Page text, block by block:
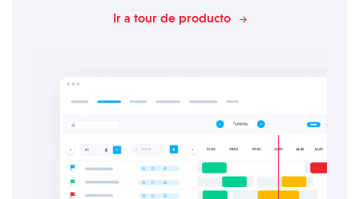
Ir a tour de producto